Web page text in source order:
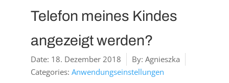
Telefon meines Kindes
angezeigt werden?
Date: 18. Dezember 2018 By: Agnieszka
Categories: Anwendungseinstellungen